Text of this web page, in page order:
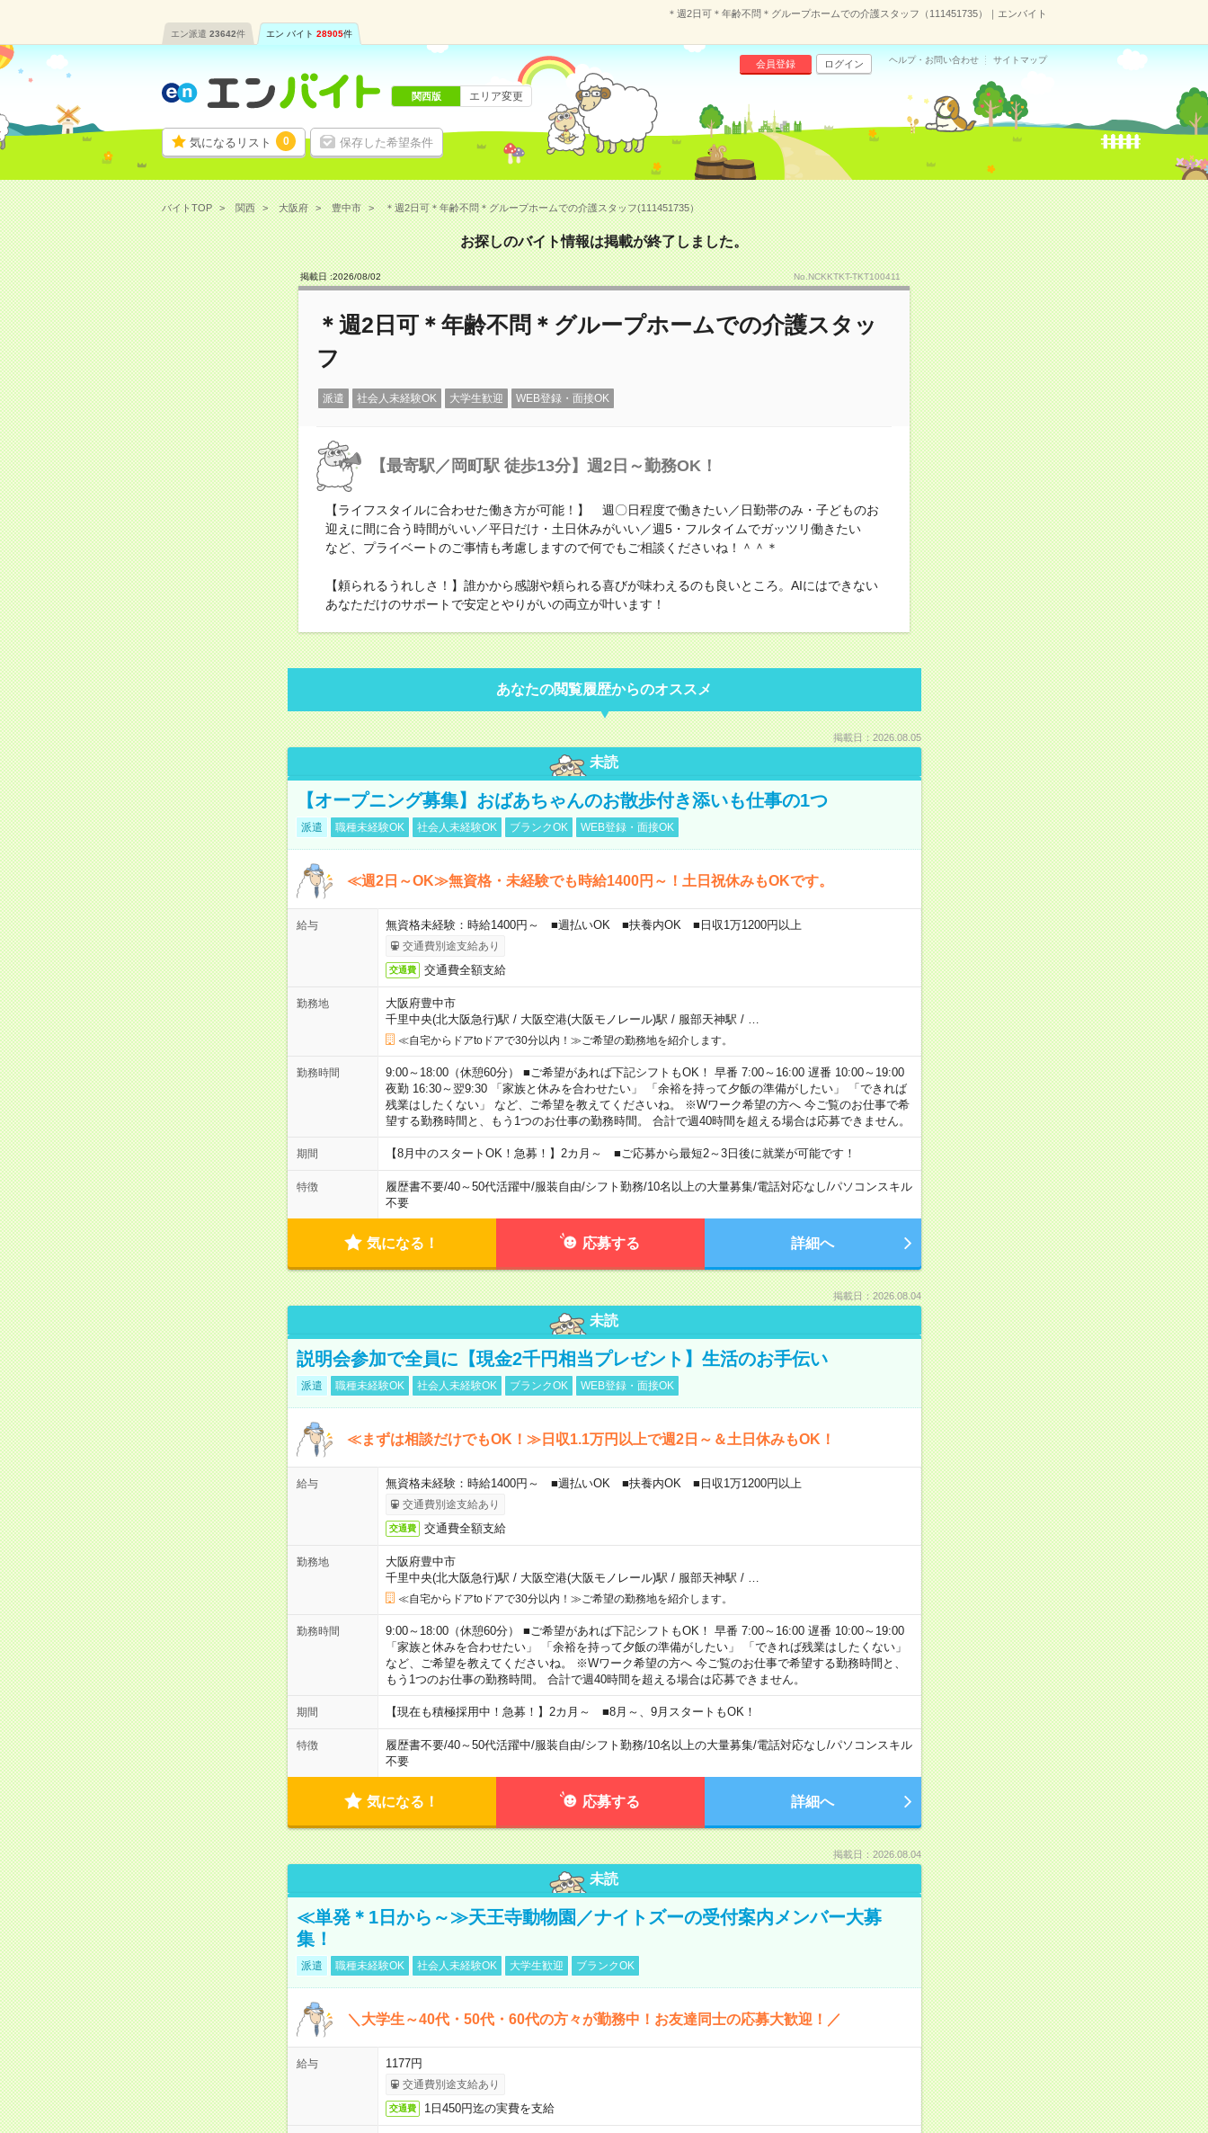
＊週2日可＊年齢不問＊グループホームでの介護スタッフ（111451735）｜エンバイト
エン派遣 23642件 エン バイト 28905件
気になるリスト 0 保存した希望条件
会員登録 ログイン ヘルプ・お問い合わせ サイトマップ
関西版 エリア変更
バイトTOP 関西 大阪府 豊中市 ＊週2日可＊年齢不問＊グループホームでの介護スタッフ(111451735）
お探しのバイト情報は掲載が終了しました。
掲載日 :2026/08/02 No.NCKKTKT-TKT100411
＊週2日可＊年齢不問＊グループホームでの介護スタッ
フ
派遣 社会人未経験OK 大学生歓迎 WEB登録・面接OK
【最寄駅／岡町駅 徒歩13分】週2日～勤務OK！
【ライフスタイルに合わせた働き方が可能！】 週〇日程度で働きたい／日勤帯のみ・子どものお
迎えに間に合う時間がいい／平日だけ・土日休みがいい／週5・フルタイムでガッツリ働きたい
など、プライベートのご事情も考慮しますので何でもご相談くださいね！＾＾＊
【頼られるうれしさ！】誰かから感謝や頼られる喜びが味わえるのも良いところ。AIにはできない
あなただけのサポートで安定とやりがいの両立が叶います！
あなたの閲覧履歴からのオススメ
掲載日：2026.08.05
未読
【オープニング募集】おばあちゃんのお散歩付き添いも仕事の1つ
派遣 職種未経験OK 社会人未経験OK ブランクOK WEB登録・面接OK
≪週2日～OK≫無資格・未経験でも時給1400円～！土日祝休みもOKです。
給与 無資格未経験：時給1400円～ ■週払いOK ■扶養内OK ■日収1万1200円以上
交通費別途支給あり
交通費 交通費全額支給
勤務地
大阪府豊中市
千里中央(北大阪急行)駅 / 大阪空港(大阪モノレール)駅 / 服部天神駅 /
≪自宅からドアtoドアで30分以内！≫ご希望の勤務地を紹介します。
勤務時間
9:00～18:00（休憩60分） ■ご希望があれば下記シフトもOK！ 早番 7:00～16:00 遅番 10:00～19:00
夜勤 16:30～翌9:30 「家族と休みを合わせたい」 「余裕を持って夕飯の準備がしたい」 「できれば
残業はしたくない」 など、ご希望を教えてくださいね。 ※Wワーク希望の方へ 今ご覧のお仕事で希
望する勤務時間と、もう1つのお仕事の勤務時間。 合計で週40時間を超える場合は応募できません。
期間 【8月中のスタートOK！急募！】2カ月～ ■ご応募から最短2～3日後に就業が可能です！
特徴 履歴書不要/40～50代活躍中/服装自由/シフト勤務/10名以上の大量募集/電話対応なし/パソコンスキル
不要
気になる！ 応募する 詳細へ
掲載日：2026.08.04
未読
説明会参加で全員に【現金2千円相当プレゼント】生活のお手伝い
派遣 職種未経験OK 社会人未経験OK ブランクOK WEB登録・面接OK
≪まずは相談だけでもOK！≫日収1.1万円以上で週2日～＆土日休みもOK！
給与 無資格未経験：時給1400円～ ■週払いOK ■扶養内OK ■日収1万1200円以上
交通費別途支給あり
交通費 交通費全額支給
勤務地
大阪府豊中市
千里中央(北大阪急行)駅 / 大阪空港(大阪モノレール)駅 / 服部天神駅 /
≪自宅からドアtoドアで30分以内！≫ご希望の勤務地を紹介します。
勤務時間
9:00～18:00（休憩60分） ■ご希望があれば下記シフトもOK！ 早番 7:00～16:00 遅番 10:00～19:00
「家族と休みを合わせたい」 「余裕を持って夕飯の準備がしたい」 「できれば残業はしたくない」
など、ご希望を教えてくださいね。 ※Wワーク希望の方へ 今ご覧のお仕事で希望する勤務時間と、
もう1つのお仕事の勤務時間。 合計で週40時間を超える場合は応募できません。
期間 【現在も積極採用中！急募！】2カ月～ ■8月～、9月スタートもOK！
特徴 履歴書不要/40～50代活躍中/服装自由/シフト勤務/10名以上の大量募集/電話対応なし/パソコンスキル
不要
気になる！ 応募する 詳細へ
掲載日：2026.08.04
未読
≪単発＊1日から～≫天王寺動物園／ナイトズーの受付案内メンバー大募
集！
派遣 職種未経験OK 社会人未経験OK 大学生歓迎 ブランクOK
＼大学生～40代・50代・60代の方々が勤務中！お友達同士の応募大歓迎！／
給与 1177円
交通費別途支給あり
交通費 1日450円迄の実費を支給